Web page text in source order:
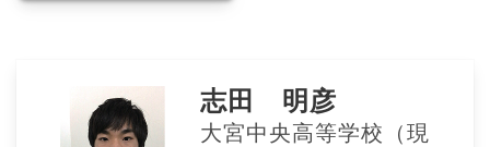
志田 明彦
大宮中央高等学校（現